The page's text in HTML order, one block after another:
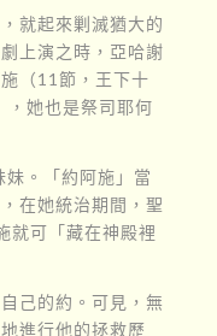
就起來剿滅猶大的
上演之時，亞哈謝
（11節，王下十
，她也是祭司耶何
妹。「約阿施」當
在她統治期間，聖
就可「藏在神殿裡
己的約。可見，無
進行他的拯救歷